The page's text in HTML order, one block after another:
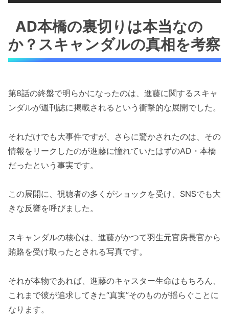
AD本橋の裏切りは本当なの
か？スキャンダルの真相を考察
第8話の終盤で明らかになったのは、進藤に関するスキャ
ンダルが週刊誌に掲載されるという衝撃的な展開でした。
それだけでも大事件ですが、さらに驚かされたのは、その
情報をリークしたのが進藤に憧れていたはずのAD・本橋
だったという事実です。
この展開に、視聴者の多くがショックを受け、SNSでも大
きな反響を呼びました。
スキャンダルの核心は、進藤がかつて羽生元官房長官から
賄賂を受け取ったとされる写真です。
それが本物であれば、進藤のキャスター生命はもちろん、
これまで彼が追求してきた“真実”そのものが揺らぐことに
なります。